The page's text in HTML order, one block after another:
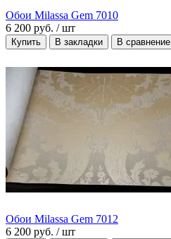
Обои Milassa Gem 7010
6 200 руб. / шт
Купить В закладки В сравнение
Обои Milassa Gem 7012
6 200 руб. / шт